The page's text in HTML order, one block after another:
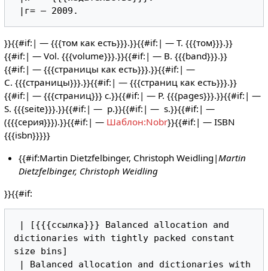
}}{{#if:| — {{{том как есть}}}.}}{{#if:| — Т. {{{том}}}.}}
{{#if:| — Vol. {{{volume}}}.}}{{#if:| — B. {{{band}}}.}}
{{#if:| — {{{страницы как есть}}}.}}{{#if:| —
С. {{{страницы}}}.}}{{#if:| — {{{страниц как есть}}}.}}
{{#if:| — {{{страниц}}} с.}}{{#if:| — P. {{{pages}}}.}}{{#if:| —
S. {{{seite}}}.}}{{#if:| — p.}}{{#if:| — s.}}{{#if:| —
({{{серия}}}).}}{{#if:| — Шаблон:Nobr}}{{#if:| — ISBN
{{{isbn}}}}}
{{#if:Martin Dietzfelbinger, Christoph Weidling| Martin
Dietzfelbinger, Christoph Weidling
}}{{#if:
dictionaries with tightly packed constant
size bins]